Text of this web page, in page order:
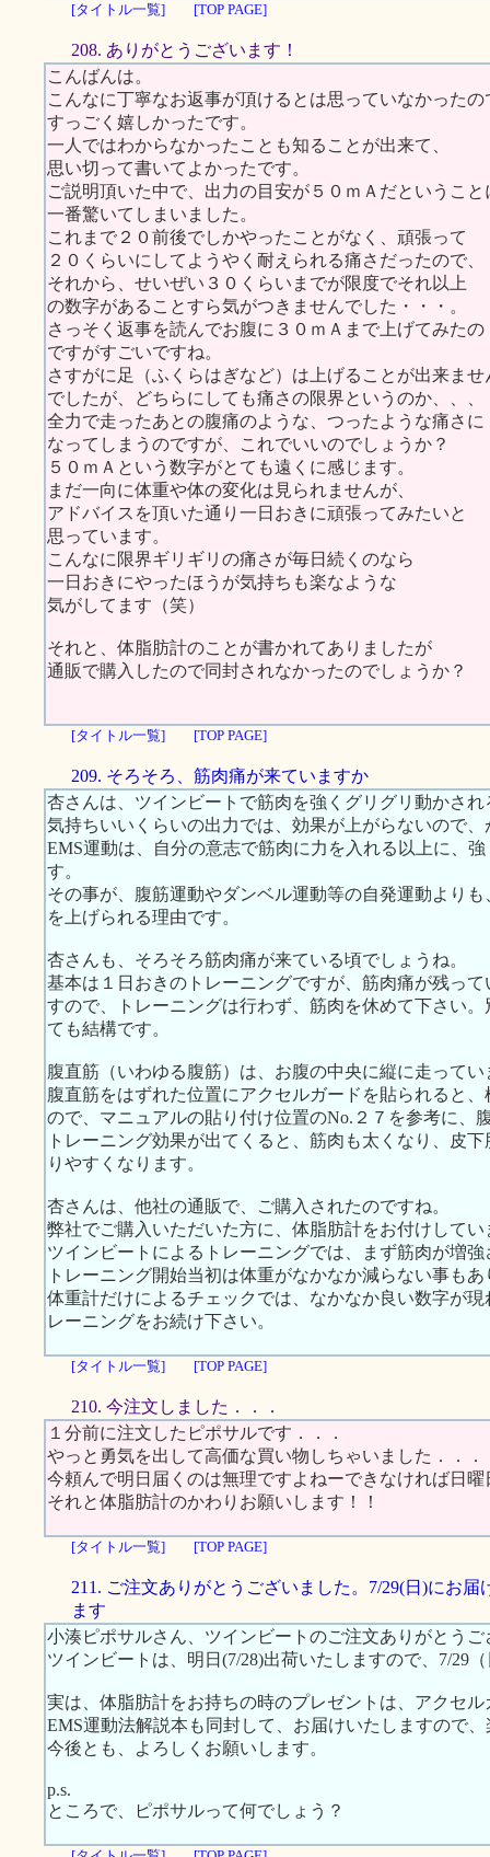
[タイトル一覧] [TOP PAGE]
208. ありがとうございます！
こんばんは。
こんなに丁寧なお返事が頂けるとは思っていなかったの
すっごく嬉しかったです。
一人ではわからなかったことも知ることが出来て、
思い切って書いてよかったです。
ご説明頂いた中で、出力の目安が５０ｍＡだということ
一番驚いてしまいました。
これまで２０前後でしかやったことがなく、頑張って
２０くらいにしてようやく耐えられる痛さだったので、
それから、せいぜい３０くらいまでが限度でそれ以上
の数字があることすら気がつきませんでした・・・。
さっそく返事を読んでお腹に３０ｍＡまで上げてみたの
ですがすごいですね。
さすがに足（ふくらはぎなど）は上げることが出来ませ
でしたが、どちらにしても痛さの限界というのか、、、
全力で走ったあとの腹痛のような、つったような痛さに
なってしまうのですが、これでいいのでしょうか？
５０ｍＡという数字がとても遠くに感じます。
まだ一向に体重や体の変化は見られませんが、
アドバイスを頂いた通り一日おきに頑張ってみたいと
思っています。
こんなに限界ギリギリの痛さが毎日続くのなら
一日おきにやったほうが気持ちも楽なような
気がしてます（笑）
それと、体脂肪計のことが書かれてありましたが
通販で購入したので同封されなかったのでしょうか？
[タイトル一覧] [TOP PAGE]
209. そろそろ、筋肉痛が来ていますか
杏さんは、ツインビートで筋肉を強くグリグリ動かさ
気持ちいいくらいの出力では、効果が上がらないので
EMS運動は、自分の意志で筋肉に力を入れる以上に、
す。
その事が、腹筋運動やダンベル運動等の自発運動より
を上げられる理由です。
杏さんも、そろそろ筋肉痛が来ている頃でしょうね。
基本は１日おきのトレーニングですが、筋肉痛が残っ
すので、トレーニングは行わず、筋肉を休めて下さい
ても結構です。
腹直筋（いわゆる腹筋）は、お腹の中央に縦に走ってい
腹直筋をはずれた位置にアクセルガードを貼られると
ので、マニュアルの貼り付け位置のNo.２７を参考に、
トレーニング効果が出てくると、筋肉も太くなり、皮
りやすくなります。
杏さんは、他社の通販で、ご購入されたのですね。
弊社でご購入いただいた方に、体脂肪計をお付けして
ツインビートによるトレーニングでは、まず筋肉が増
トレーニング開始当初は体重がなかなか減らない事もあ
体重計だけによるチェックでは、なかなか良い数字が
レーニングをお続け下さい。
[タイトル一覧] [TOP PAGE]
210. 今注文しました．．．
１分前に注文したピポサルです．．．
やっと勇気を出して高価な買い物しちゃいました．．．
今頼んで明日届くのは無理ですよねーできなければ日
それと体脂肪計のかわりお願いします！！
[タイトル一覧] [TOP PAGE]
211. ご注文ありがとうございました。7/29(日)にお届
ます
小湊ピポサルさん、ツインビートのご注文ありがとうご
ツインビートは、明日(7/28)出荷いたしますので、7/29
実は、体脂肪計をお持ちの時のプレゼントは、アクセ
EMS運動法解説本も同封して、お届けいたしますので
今後とも、よろしくお願いします。
p.s.
ところで、ピポサルって何でしょう？